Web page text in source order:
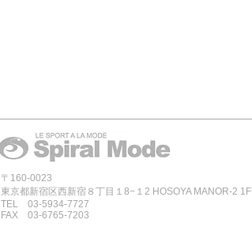
〒160-0023
東京都新宿区西新宿８丁目１8−１2 HOSOYA MANOR-2 1F
TEL 03-5934-7727
FAX 03-6765-7203